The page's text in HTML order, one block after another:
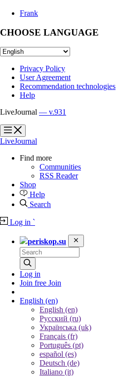
Frank
CHOOSE LANGUAGE
Privacy Policy
User Agreement
Recommendation technologies
Help
LiveJournal — v.931
?
?
LiveJournal
Find more
Communities
RSS Reader
Shop
Help
Search
Log in `
periskop.su
Log in
Join free Join
English (en)
English (en)
Русский (ru)
Українська (uk)
Français (fr)
Português (pt)
español (es)
Deutsch (de)
Italiano (it)